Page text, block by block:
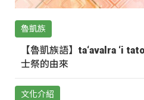
魯凱族
【魯凱族語】ta‘avalra ‘i
士祭的由來
文化介紹